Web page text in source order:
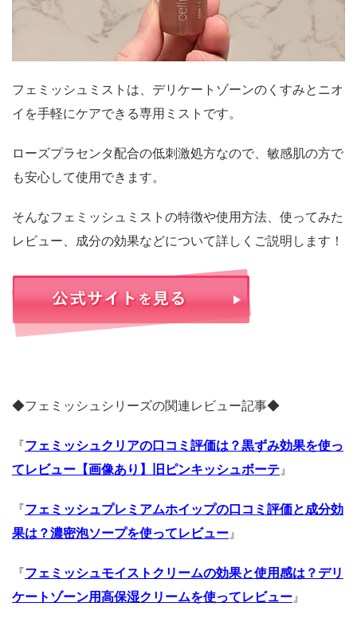
フェミッシュミストは、デリケートゾーンのくすみとニオ
イを手軽にケアできる専用ミストです。
ローズプラセンタ配合の低刺激処方なので、敏感肌の方で
も安心して使用できます。
そんなフェミッシュミストの特徴や使用方法、使ってみた
レビュー、成分の効果などについて詳しくご説明します！
◆フェミッシュシリーズの関連レビュー記事◆
『フェミッシュクリアの口コミ評価は？黒ずみ効果を使っ
てレビュー【画像あり】旧ピンキッシュボーテ』
『フェミッシュプレミアムホイップの口コミ評価と成分効
果は？濃密泡ソープを使ってレビュー』
『フェミッシュモイストクリームの効果と使用感は？デリ
ケートゾーン用高保湿クリームを使ってレビュー』